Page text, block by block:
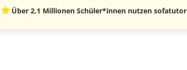
Über 2,1 Millionen Schüler*innen nutzen sofatutor